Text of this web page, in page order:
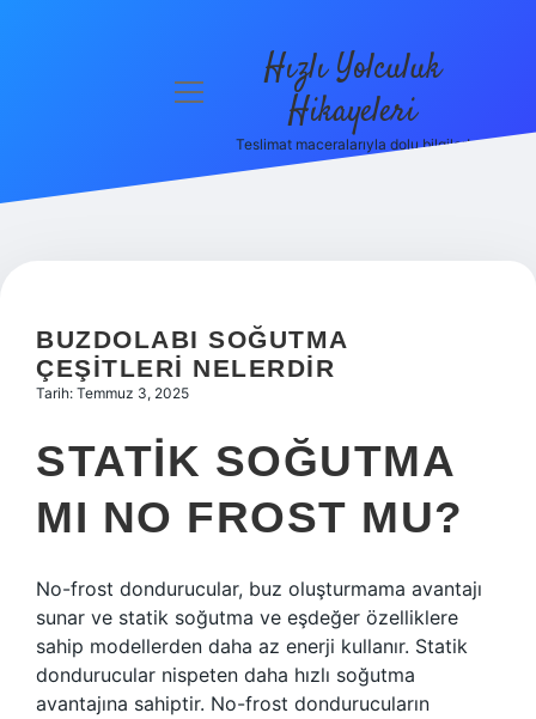
Hakkımızda
menüyü
Hızlı Yolculuk
Hikayeleri
Teslimat maceralarıyla dolu bilgiler!
BUZDOLABI SOĞUTMA
ÇEŞITLERI NELERDIR
Tarih: Temmuz 3, 2025
STATIK SOĞUTMA
MI NO FROST MU?
No-frost dondurucular, buz oluşturmama avantajı
sunar ve statik soğutma ve eşdeğer özelliklere
sahip modellerden daha az enerji kullanır. Statik
dondurucular nispeten daha hızlı soğutma
avantajına sahiptir. No-frost dondurucuların